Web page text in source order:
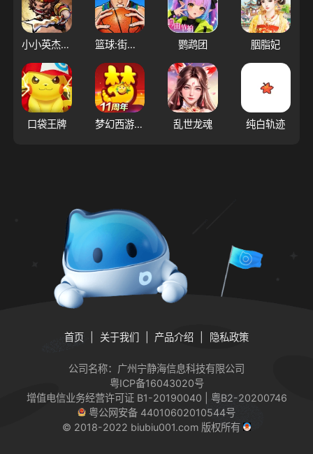
小小英杰：合战天下 篮球:街头热血投篮比赛 鹦鹉团 胭脂妃
口袋王牌 梦幻西游（大陆服） 乱世龙魂 纯白轨迹
首页 关于我们 产品介绍 隐私政策
公司名称：广州宁静海信息科技有限公司
粤ICP备16043020号
增值电信业务经营许可证 B1-20190040 | 粤B2-20200746
粤公网安备 44010602010544号
© 2018-2022 biubiu001.com 版权所有